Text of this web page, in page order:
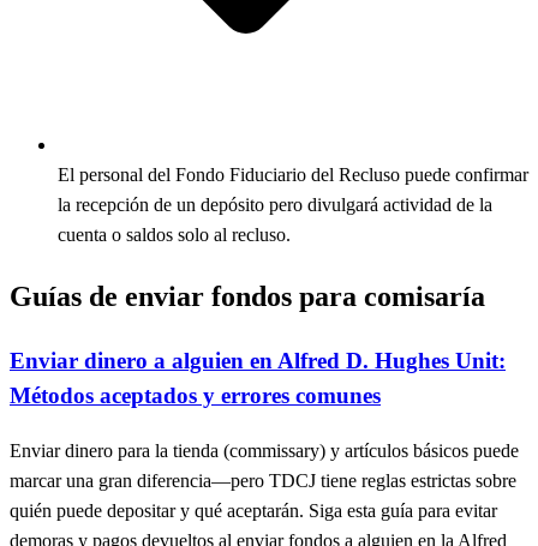
El personal del Fondo Fiduciario del Recluso puede confirmar
la recepción de un depósito pero divulgará actividad de la
cuenta o saldos solo al recluso.
Guías de enviar fondos para comisaría
Enviar dinero a alguien en Alfred D. Hughes Unit:
Métodos aceptados y errores comunes
Enviar dinero para la tienda (commissary) y artículos básicos puede
marcar una gran diferencia—pero TDCJ tiene reglas estrictas sobre
quién puede depositar y qué aceptarán. Siga esta guía para evitar
demoras y pagos devueltos al enviar fondos a alguien en la Alfred